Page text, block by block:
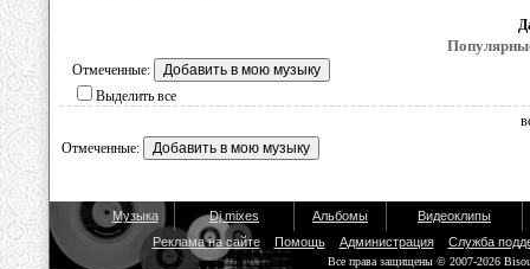
Отмеченные:
Выделить все
Отмеченные:
Музыка Dj mixes Альбомы
Видеоклипы
Реклама на сайте
Помощь Администрация Служба
Все права защищены © 2007-2026